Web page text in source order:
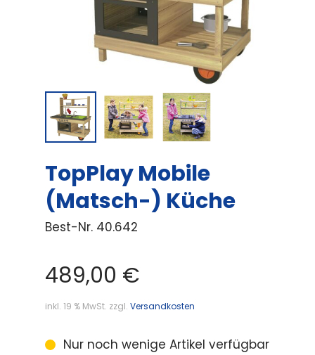
TopPlay Mobile
(Matsch-) Küche
Best-Nr. 40.642
489,00 €
inkl. 19 % MwSt. zzgl. Versandkosten
Nur noch wenige Artikel verfügbar